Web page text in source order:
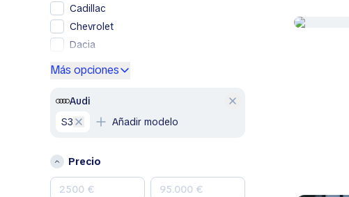
Cadillac
Chevrolet
Dacia
GMC
Honda
Land Rover
Más opciones
Audi
S3
Añadir modelo
Precio